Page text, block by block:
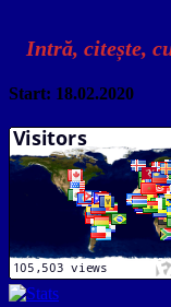
Intră, citește,
Start: 18.02.2020